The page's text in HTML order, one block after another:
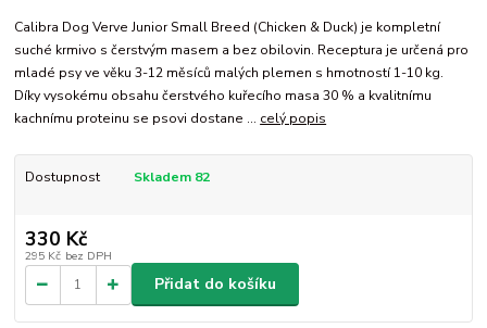
Calibra Dog Verve Junior Small Breed (Chicken & Duck) je kompletní
suché krmivo s čerstvým masem a bez obilovin. Receptura je určená pro
mladé psy ve věku 3-12 měsíců malých plemen s hmotností 1-10 kg.
Díky vysokému obsahu čerstvého kuřecího masa 30 % a kvalitnímu
kachnímu proteinu se psovi dostane ... celý popis
Dostupnost Skladem 82
330 Kč
295 Kč bez DPH
Přidat do košíku